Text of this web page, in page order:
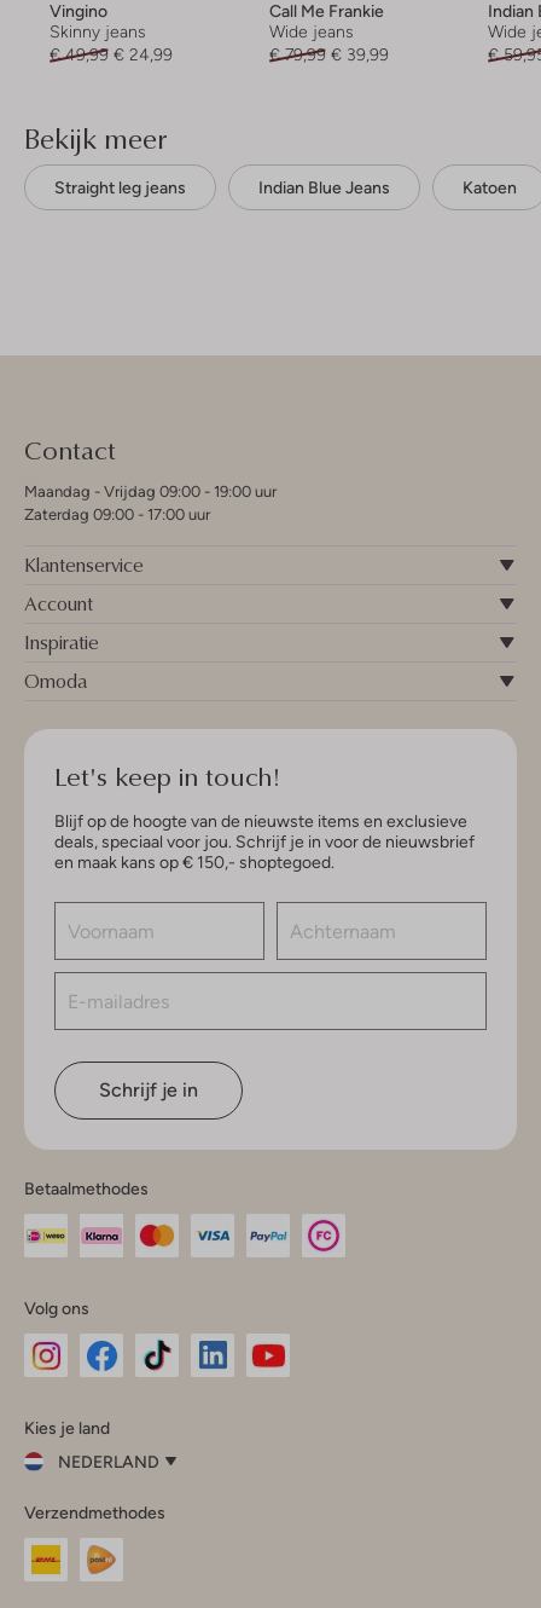
Vingino
Skinny jeans
€ 49,99 € 24,99
Call Me Frankie
Wide jeans
€ 79,99 € 39,99
Indian
Wide
€
Bekijk meer
Straight leg jeans Indian Blue Jeans Katoen
Contact
Maandag - Vrijdag 09:00 - 19:00 uur
Zaterdag 09:00 - 17:00 uur
Klantenservice
Account
Inspiratie
Omoda
Let's keep in touch!
Blijf op de hoogte van de nieuwste items en exclusieve
deals, speciaal voor jou. Schrijf je in voor de nieuwsbrief
en maak kans op € 150,- shoptegoed.
Schrijf je in
Betaalmethodes
Volg ons
InstagramFacebook
Kies je land
NEDERLAND
je
land
Nederland
Verzendmethodes